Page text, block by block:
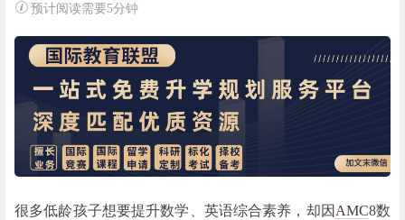
预计阅读需要5分钟
很多低龄孩子想要提升数学、英语综合素养，却因 AMC8数